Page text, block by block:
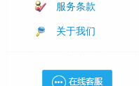
服务条款
关于我们